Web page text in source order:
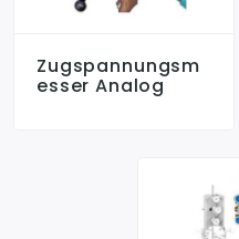
Zugspannungsm
Esser Analog